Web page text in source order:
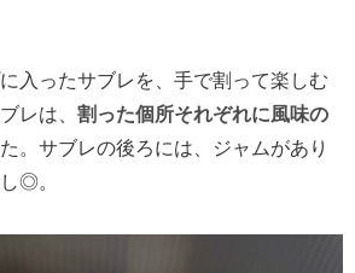
入ったサブレを、手で割って楽しむ
レは、 割った個所それぞれに風味の
。サブレの後ろには、ジャムがあり
◎。